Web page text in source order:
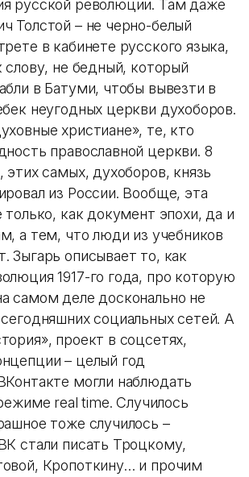
русской революции. Там даже
Толстой – не черно-белый
в кабинете русского языка,
слову, не бедный, который
в Батуми, чтобы вывезти в
неугодных церкви духоборов.
христиане», те, кто
православной церкви. 8
этих самых, духоборов, князь
из России. Вообще, эта
только, как документ эпохи, да и
а тем, что люди из учебников
Зыгарь описывает то, как
1917-го года, про которую
самом деле досконально не
социальных сетей. А
проект в соцсетях,
– целый год
могли наблюдать
real time. Случилось
тоже случилось –
стали писать Троцкому,
Кропоткину… и прочим